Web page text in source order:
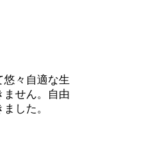
悠々自適な生
ません。自由
した。